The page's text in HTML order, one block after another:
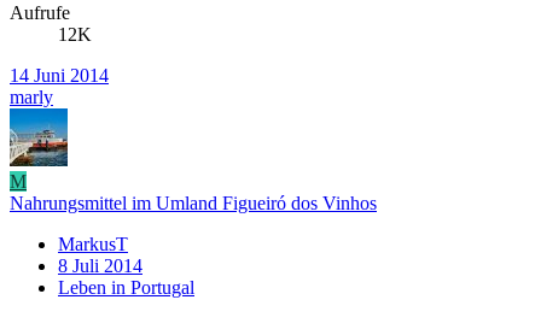
Aufrufe
12K
14 Juni 2014
marly
M
Nahrungsmittel im Umland Figueiró dos Vinhos
MarkusT
8 Juli 2014
Leben in Portugal